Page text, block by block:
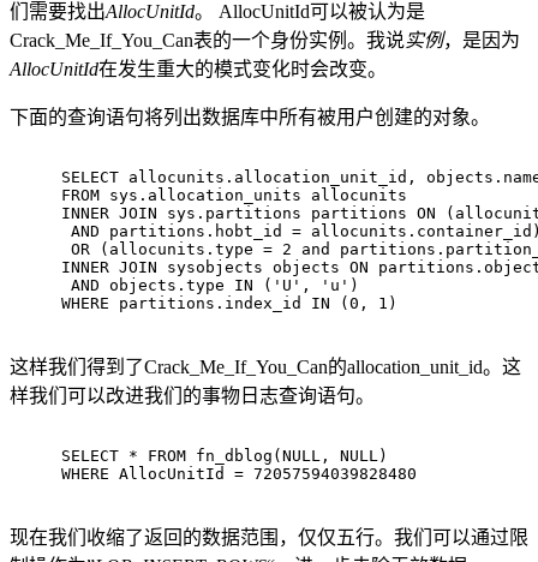
们需要找出AllocUnitId。 AllocUnitId可以被认为是
Crack_Me_If_You_Can表的一个身份实例。我说实例，是因为
AllocUnitId在发生重大的模式变化时会改变。
下面的查询语句将列出数据库中所有被用户创建的对象。
SELECT allocunits.allocation_unit_id,
FROM sys.allocation_units allocunits
INNER JOIN sys.partitions partitions ON
AND partitions.hobt_id =
OR (allocunits.type = 2 and
INNER JOIN sysobjects objects ON
AND objects.type IN ('U', 'u')
WHERE partitions.index_id IN (0, 1)
这样我们得到了Crack_Me_If_You_Can的allocation_unit_id。这
样我们可以改进我们的事物日志查询语句。
SELECT * FROM fn_dblog(NULL, NULL)
WHERE AllocUnitId = 72057594039828480
现在我们收缩了返回的数据范围，仅仅五行。我们可以通过限